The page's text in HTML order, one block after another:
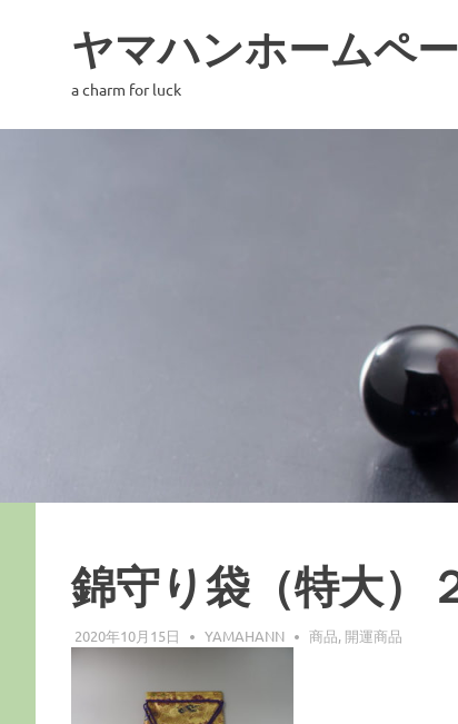
ヤマハンホームペ
a charm for luck
錦守り袋（特大）
2020年10月15日 YAMAHANN 商品, 開運商品